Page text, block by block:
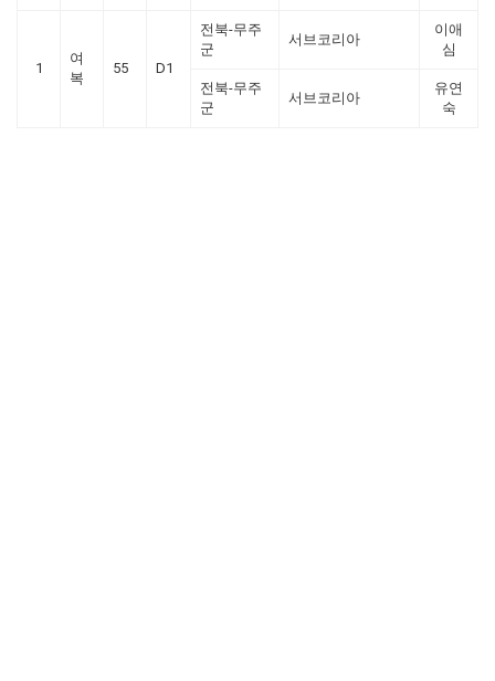
1
여
복
55 D1
전북-무주
군
서브코리아
이애
심
전북-무주
군
서브코리아
유연
숙